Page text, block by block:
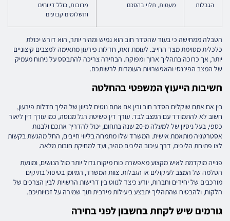
הגבלות מעטות, תלוי בהסכם
מרובות, כולל דיווחים
ותשלומים קבועים
הטבלה ממחישה כי בעוד שהסדר חוב הוא גמיש ומהיר יותר, הוא דורש יכולת
כלכלית מסוימת מצד החייב. לעומת זאת, חדלות פירעון מתאימה למצבים קיצוניים
יותר, אך כרוכה בתהליך ארוך ומפוקח. הבחירה צריכה להתבסס על ניתוח מעמיק
של המצב הפיננסי והאפשרויות העומדות לרשותכם.
חשיבות הייעוץ המשפטי בהחלטה
בין אם אתם שוקלים הסדר חוב ובין אם אתם נוטים לכיוון של הליך חדלות פירעון,
חשוב לא להתמודד עם המצב לבד. עורך דין פשיטת רגל מנוסה, כמו עורך דין ליאור
כספי, בעל ניסיון של למעלה מ-20 שנה בתחום, יכול להדריך אתכם ולבנות
אסטרטגיה מותאמת אישית. המשרד שלו מתמחה בליווי חייבים, החל מהגשת בקשות
לצו פתיחת הליכים, דרך עיכוב הליכים מהיר, ועד למחיקת חובות מלאה.
פנייה מוקדמת לאיש מקצוע מאפשרת כוח מיקוח גדול יותר מול הנושים, ומונעת
הסלמה של המצב לעיקולים או הגבלות. צוות המשרד, המיומן בטיפול בתיקים
מורכבים של יחידים וחברות, יודע כיצד לנווט בין דרישות הרשויות לבין הצרכים של
הלקוח, ולהבטיח שהתהליך יתבצע ביעילות מירבית תוך שמירה על זכויותיכם.
גורמים שיש לקחת בחשבון לפני בחירה